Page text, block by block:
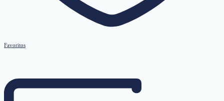
Favoritos